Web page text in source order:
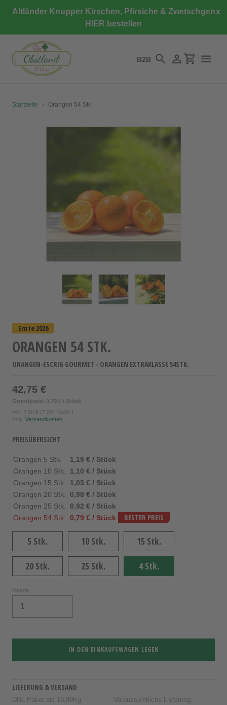
zumAltländer Knupper Kirschen, Pfirsiche & Zwetschgen
HIER bestellen
x
B2B SuchenEinloggen
Startseite › Orangen 54 Stk.
Ernte 2026
ORANGEN 54 STK.
ORANGEN-ESCRIG GOURMET - ORANGEN EXTRAKLASSE 54STK.
42,75 €
Grundpreis: 0,79 € / Stück
inkl. 2,80 € (7.0% MwSt.)
zzgl. Versandkosten
PREISÜBERSICHT
Orangen 5 Stk.
1,19 € / Stück
Orangen 10 Stk.
1,10 € / Stück
Orangen 15 Stk.
1,03 € / Stück
Orangen 20 Stk.
0,98 € / Stück
Orangen 25 Stk.
0,92 € / Stück
Orangen 54 Stk.
0,79 € / Stück BESTER PREIS
5 Stk. 10 Stk. 15 Stk.
20 Stk. 25 Stk. 4 Stk.
Menge
IN DEN EINKAUFSWAGEN LEGEN
LIEFERUNG & VERSAND
DHL Paket bis 19,99Kg Voraussichtliche Lieferung: